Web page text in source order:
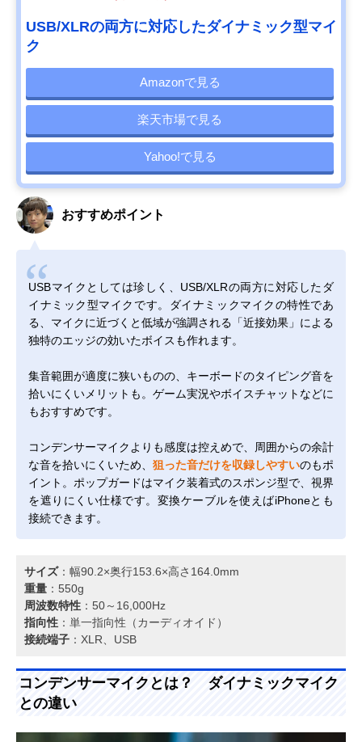
USB/XLRの両方に対応したダイナミック型マイ
ク
Amazonで見る
楽天市場で見る
Yahoo!で見る
おすすめポイント
USBマイクとしては珍しく、USB/XLRの両方に対応したダ
イナミック型マイクです。ダイナミックマイクの特性であ
る、マイクに近づくと低域が強調される「近接効果」による
独特のエッジの効いたボイスも作れます。
集音範囲が適度に狭いものの、キーボードのタイピング音を
拾いにくいメリットも。ゲーム実況やボイスチャットなどに
もおすすめです。
コンデンサーマイクよりも感度は控えめで、周囲からの余計
な音を拾いにくいため、 狙った音だけを収録しやすいのもポ
イント。ポップガードはマイク装着式のスポンジ型で、視界
を遮りにくい仕様です。変換ケーブルを使えばiPhoneとも
接続できます。
サイズ：幅90.2×奥行153.6×高さ164.0mm
重量 ：550g
周波数特性 ：50～16,000Hz
指向性 ：単一指向性（カーディオイド）
接続端子 ：XLR、USB
コンデンサーマイクとは？ ダイナミックマイク
との違い